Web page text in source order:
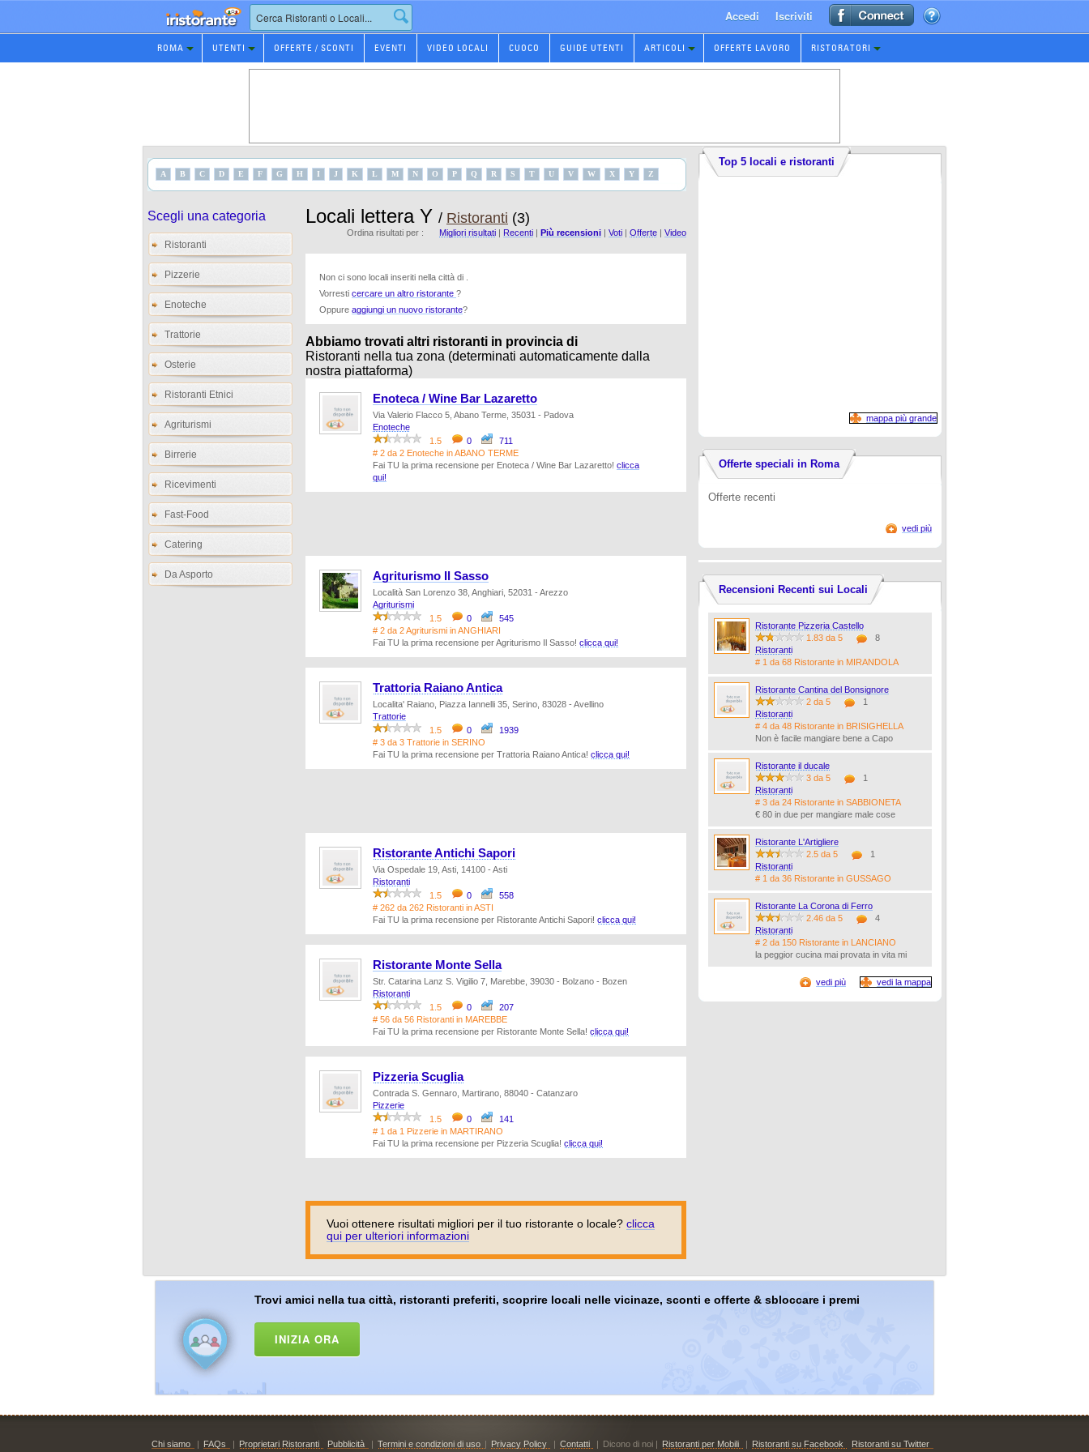
Prenotazione
Ristorante
Accedi Iscriviti
ROMA UTENTI OFFERTE / SCONTI EVENTI VIDEO LOCALI CUOCO GUIDE UTENTI ARTICOLI OFFERTE LAVORO RISTORATORI
A B C D E F G H I J K L M N O P Q R S T U V W X Y Z
Scegli una categoria
Ristoranti
Pizzerie
Enoteche
Trattorie
Osterie
Ristoranti Etnici
Agriturismi
Birrerie
Ricevimenti
Fast-Food
Catering
Da Asporto
Locali lettera Y / Ristoranti (3)
Ordina risultati per : Migliori risultati | Recenti | Più recensioni | Voti | Offerte | Video
Non ci sono locali inseriti nella città di .
Vorresti cercare un altro ristorante ?
Oppure aggiungi un nuovo ristorante?
Abbiamo trovati altri ristoranti in provincia di
Ristoranti nella tua zona (determinati automaticamente dalla
nostra piattaforma)
Enoteca / Wine Bar Lazaretto
Via Valerio Flacco 5, Abano Terme, 35031 - Padova
Enoteche
1.5
0
711
# 2 da 2 Enoteche in ABANO TERME
Fai TU la prima recensione per Enoteca / Wine Bar Lazaretto! clicca
qui!
Agriturismo Il Sasso
Località San Lorenzo 38, Anghiari, 52031 - Arezzo
Agriturismi
1.5
0
545
# 2 da 2 Agriturismi in ANGHIARI
Fai TU la prima recensione per Agriturismo Il Sasso! clicca qui!
Trattoria Raiano Antica
Localita' Raiano, Piazza Iannelli 35, Serino, 83028 - Avellino
Trattorie
1.5
0
1939
# 3 da 3 Trattorie in SERINO
Fai TU la prima recensione per Trattoria Raiano Antica! clicca qui!
Ristorante Antichi Sapori
Via Ospedale 19, Asti, 14100 - Asti
Ristoranti
1.5
0
558
# 262 da 262 Ristoranti in ASTI
Fai TU la prima recensione per Ristorante Antichi Sapori! clicca qui!
Ristorante Monte Sella
Str. Catarina Lanz S. Vigilio 7, Marebbe, 39030 - Bolzano - Bozen
Ristoranti
1.5
0
207
# 56 da 56 Ristoranti in MAREBBE
Fai TU la prima recensione per Ristorante Monte Sella! clicca qui!
Pizzeria Scuglia
Contrada S. Gennaro, Martirano, 88040 - Catanzaro
Pizzerie
1.5
0
141
# 1 da 1 Pizzerie in MARTIRANO
Fai TU la prima recensione per Pizzeria Scuglia! clicca qui!
Vuoi ottenere risultati migliori per il tuo ristorante o locale? clicca
qui per ulteriori informazioni
Top 5 locali e ristoranti
mappa più grande
Offerte speciali in Roma
Offerte recenti
vedi più
Recensioni Recenti sui Locali
Ristorante Pizzeria Castello
1.83 da 5
8
Ristoranti
# 1 da 68 Ristorante in MIRANDOLA
Ristorante Cantina del Bonsignore
2 da 5
1
Ristoranti
# 4 da 48 Ristorante in BRISIGHELLA
Non è facile mangiare bene a Capo
Ristorante il ducale
3 da 5
1
Ristoranti
# 3 da 24 Ristorante in SABBIONETA
€ 80 in due per mangiare male cose
Ristorante L'Artigliere
2.5 da 5
1
Ristoranti
# 1 da 36 Ristorante in GUSSAGO
Ristorante La Corona di Ferro
2.46 da 5
4
Ristoranti
# 2 da 150 Ristorante in LANCIANO
la peggior cucina mai provata in vita mi
vedi più vedi la mappa
Trovi amici nella tua città, ristoranti preferiti, scoprire locali nelle vicinaze, sconti e offerte & sbloccare i premi
INIZIA ORA
Chi siamo | FAQs | Proprietari Ristoranti Pubblicità | Termini e condizioni di uso | Privacy Policy | Contatti | Dicono di noi | Ristoranti per Mobili | Ristoranti su Facebook Ristoranti su Twitter